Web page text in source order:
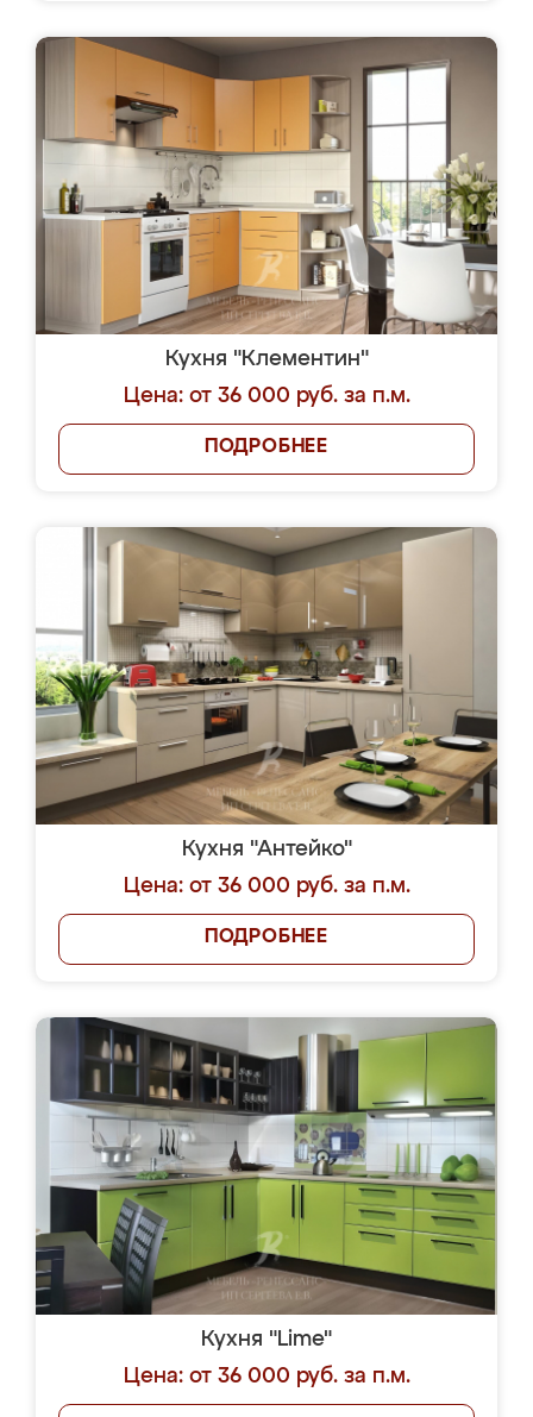
Кухня "Клементин"
Цена: от 36 000 руб. за п.м.
ПОДРОБНЕЕ
Кухня "Антейко"
Цена: от 36 000 руб. за п.м.
ПОДРОБНЕЕ
Кухня "Lime"
Цена: от 36 000 руб. за п.м.